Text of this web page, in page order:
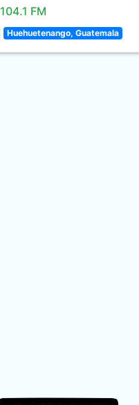
104.1 FM
Huehuetenango, Guatemala